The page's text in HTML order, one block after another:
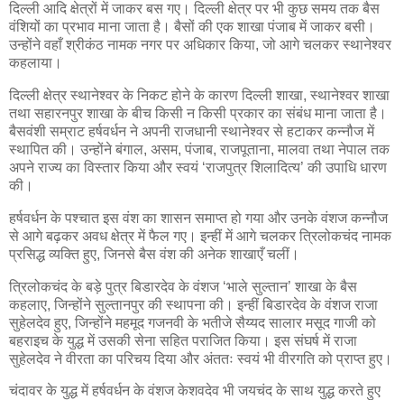
दिल्ली आदि क्षेत्रों में जाकर बस गए। दिल्ली क्षेत्र पर भी कुछ समय तक बैस
वंशियों का प्रभाव माना जाता है। बैसों की एक शाखा पंजाब में जाकर बसी।
उन्होंने वहाँ श्रीकंठ नामक नगर पर अधिकार किया, जो आगे चलकर स्थानेश्वर
कहलाया।
दिल्ली क्षेत्र स्थानेश्वर के निकट होने के कारण दिल्ली शाखा, स्थानेश्वर शाखा
तथा सहारनपुर शाखा के बीच किसी न किसी प्रकार का संबंध माना जाता है।
बैसवंशी सम्राट हर्षवर्धन ने अपनी राजधानी स्थानेश्वर से हटाकर कन्नौज में
स्थापित की। उन्होंने बंगाल, असम, पंजाब, राजपूताना, मालवा तथा नेपाल तक
अपने राज्य का विस्तार किया और स्वयं ‘राजपुत्र शिलादित्य’ की उपाधि धारण
की।
हर्षवर्धन के पश्चात इस वंश का शासन समाप्त हो गया और उनके वंशज कन्नौज
से आगे बढ़कर अवध क्षेत्र में फैल गए। इन्हीं में आगे चलकर त्रिलोकचंद नामक
प्रसिद्ध व्यक्ति हुए, जिनसे बैस वंश की अनेक शाखाएँ चलीं।
त्रिलोकचंद के बड़े पुत्र बिडारदेव के वंशज ‘भाले सुल्तान’ शाखा के बैस
कहलाए, जिन्होंने सुल्तानपुर की स्थापना की। इन्हीं बिडारदेव के वंशज राजा
सुहेलदेव हुए, जिन्होंने महमूद गजनवी के भतीजे सैय्यद सालार मसूद गाजी को
बहराइच के युद्ध में उसकी सेना सहित पराजित किया। इस संघर्ष में राजा
सुहेलदेव ने वीरता का परिचय दिया और अंततः स्वयं भी वीरगति को प्राप्त हुए।
चंदावर के युद्ध में हर्षवर्धन के वंशज केशवदेव भी जयचंद के साथ युद्ध करते हुए